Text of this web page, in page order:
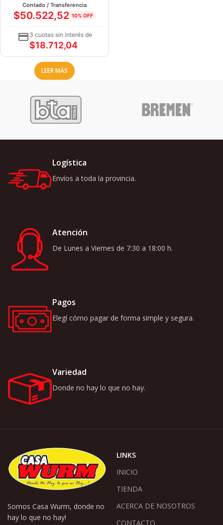
Contado / Transferencia
$50.522,52 10% OFF
3 cuotas sin interés de
$18.712,04
LEER MÁS
Logística
Envíos a toda la provincia.
Atención
De Lunes a Viernes de 7:30 a 18:00 h.
Pagos
Elegí cómo pagar de forma simple y segura.
Variedad
Donde no hay lo que no hay.
Somos Casa Wurm, donde no
hay lo que no hay!
LINKS
INICIO
TIENDA
ACERCA DE NOSOTROS
CONTACTO